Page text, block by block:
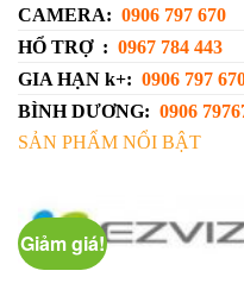
CAMERA: 0906 797 670
HỔ TRỢ : 0967 784 443
GIA HẠN k+: 0906 797
BÌNH DƯƠNG: 0906
SẢN PHẨM NỔI BẬT